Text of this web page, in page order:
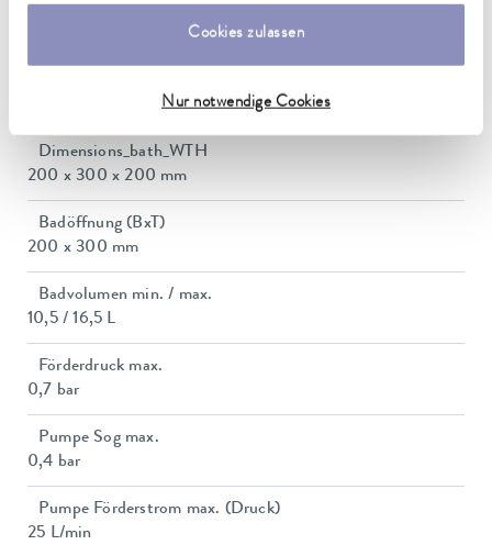
Cookies zulassen
Nur notwendige Cookies
Leistungsaufnahme max.
Dimensions_bath_WTH
200 x 300 x 200 mm
Badöffnung (BxT)
200 x 300 mm
Badvolumen min. / max.
10,5 / 16,5 L
Förderdruck max.
0,7 bar
Pumpe Sog max.
0,4 bar
Pumpe Förderstrom max. (Druck)
25 L/min